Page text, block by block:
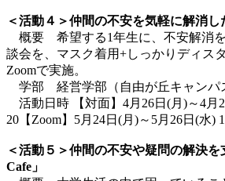
＜活動４＞仲間の不安を気軽に解消し
概要 希望する1年生に、不安解消を
談会を、マスク着用+しっかりディス
Zoomで実施。
学部 経営学部（自由が丘キャンパ
活動日時 【対面】4月26日(月)～4月
20【Zoom】5月24日(月)～5月26日(水)
＜活動５＞仲間の不安や疑問の解決を
Cafe」